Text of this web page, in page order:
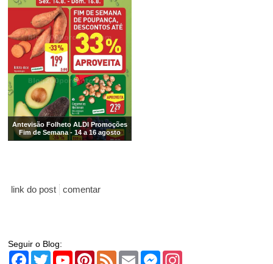
Antevisão Folheto ALDI Promoções
Fim de Semana - 14 a 16 agosto
link do post comentar
Seguir o Blog:
Facebook
TwitterYouTubePinterest
Feed Email Messenger